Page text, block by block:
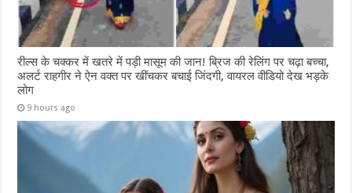
रील्स के चक्कर में खतरे में पड़ी मासूम की जान! ब्रिज की रेलिंग पर चढ़ा बच्चा,
अलर्ट राहगीर ने ऐन वक्त पर खींचकर बचाई जिंदगी, वायरल वीडियो देख भड़के
लोग
9 hours ago